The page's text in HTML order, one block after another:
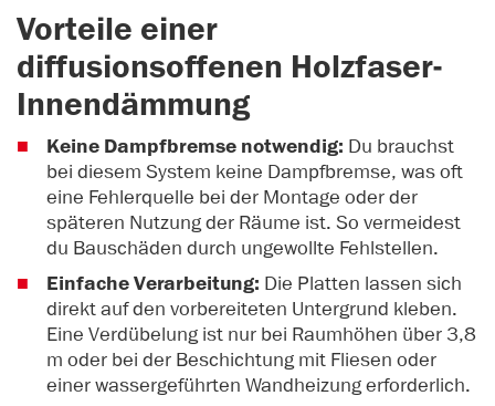
Vorteile einer
diffusionsoffenen Holzfaser-
Innendämmung
Keine Dampfbremse notwendig: Du brauchst
bei diesem System keine Dampfbremse, was oft
eine Fehlerquelle bei der Montage oder der
späteren Nutzung der Räume ist. So vermeidest
du Bauschäden durch ungewollte Fehlstellen.
Einfache Verarbeitung: Die Platten lassen sich
direkt auf den vorbereiteten Untergrund kleben.
Eine Verdübelung ist nur bei Raumhöhen über 3,8
m oder bei der Beschichtung mit Fliesen oder
einer wassergeführten Wandheizung erforderlich.